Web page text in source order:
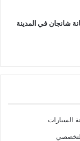
شانجان في المدينة
السيارات